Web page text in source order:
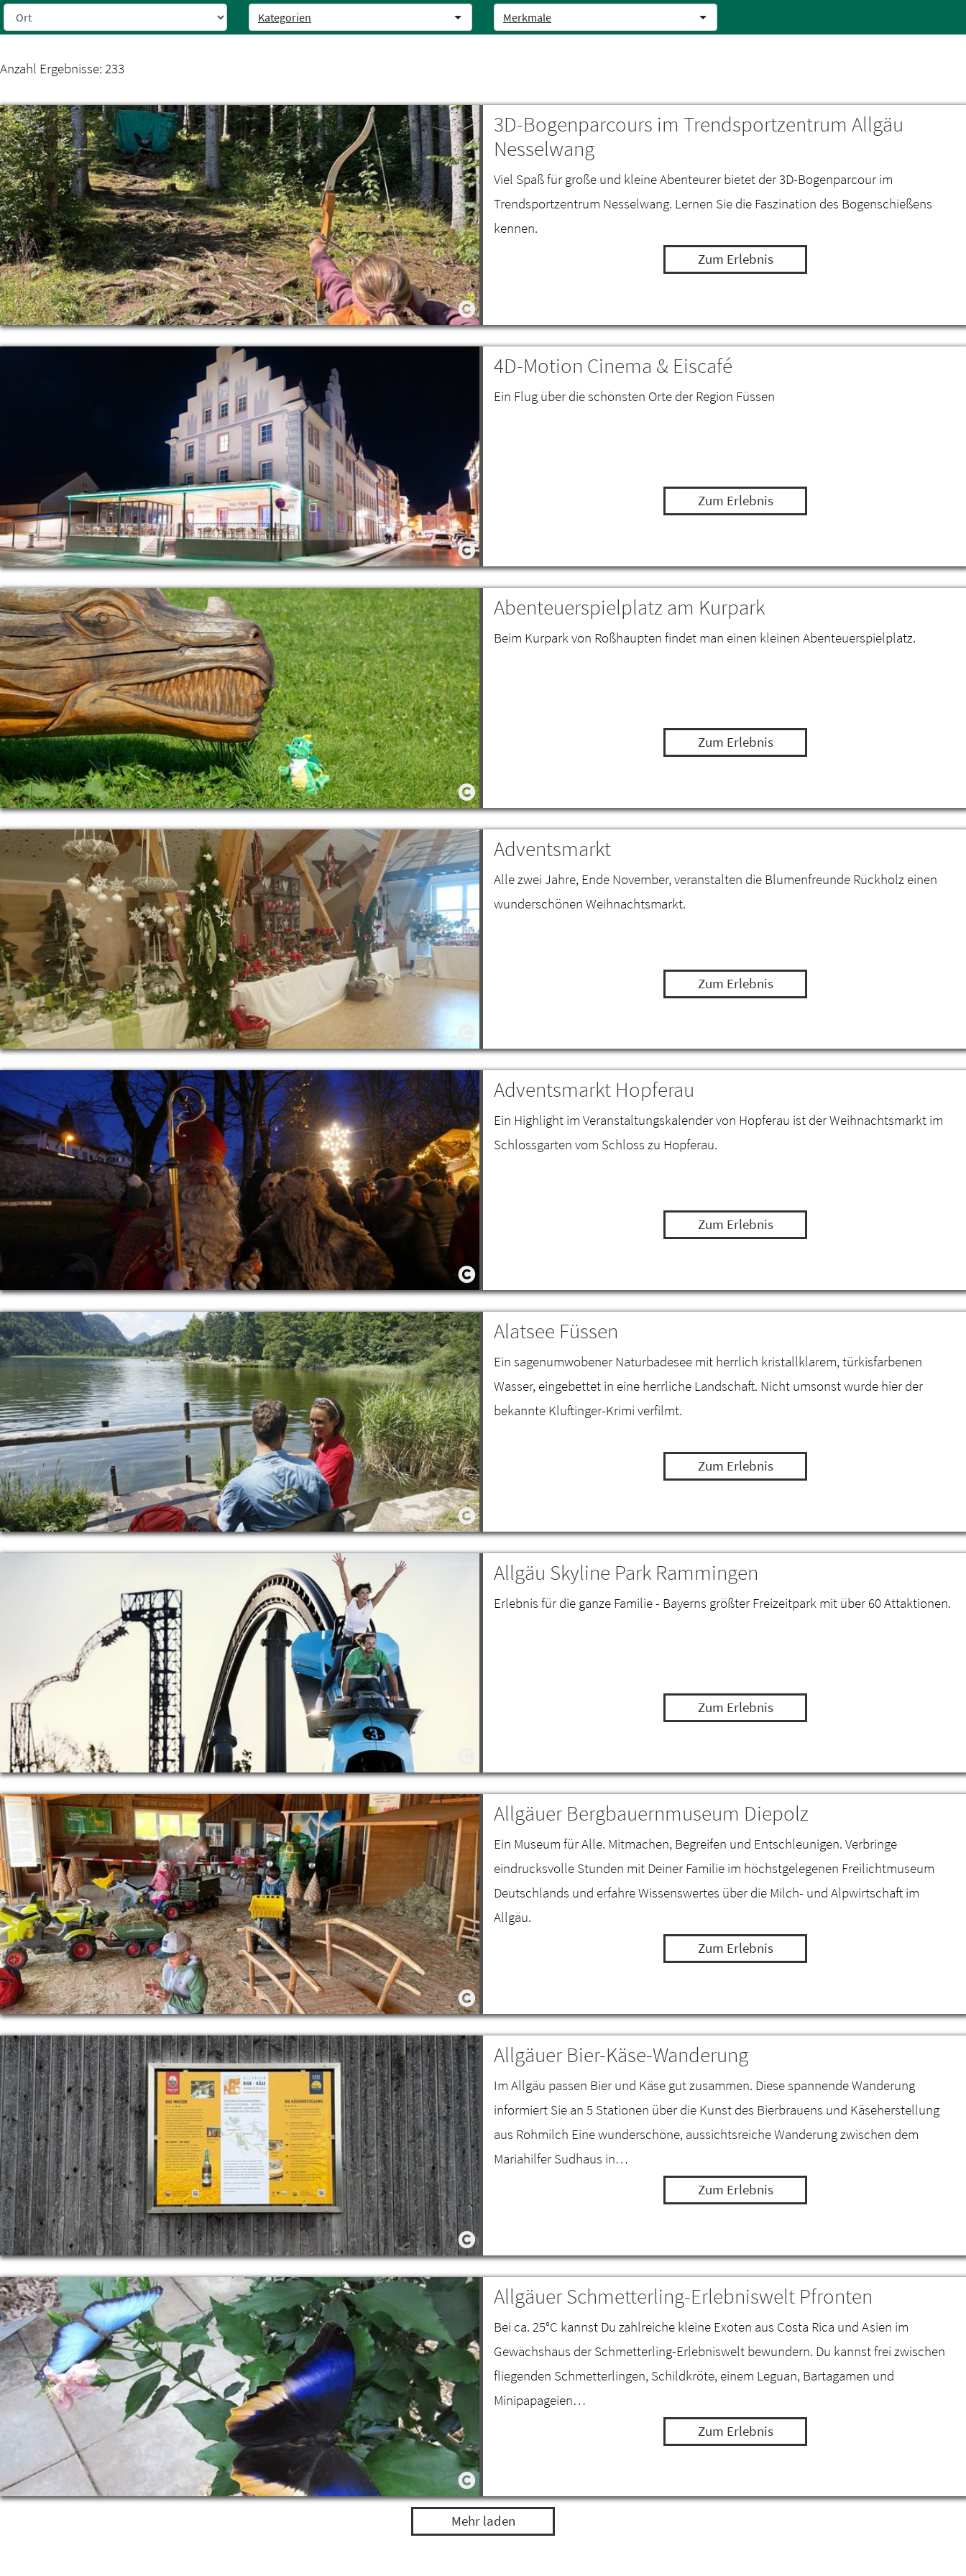
Weiter zur Navigation Weiter zum Inhalt Kategorien Merkmale
Anzahl Ergebnisse: 233
3D-Bogenparcours im Trendsportzentrum Allgäu
Nesselwang
Viel Spaß für große und kleine Abenteurer bietet der 3D-Bogenparcour im
Trendsportzentrum Nesselwang. Lernen Sie die Faszination des Bogenschießens
kennen.
Zum Erlebnis
4D-Motion Cinema & Eiscafé
Ein Flug über die schönsten Orte der Region Füssen
Zum Erlebnis
Abenteuerspielplatz am Kurpark
Beim Kurpark von Roßhaupten findet man einen kleinen Abenteuerspielplatz.
Zum Erlebnis
Adventsmarkt
Alle zwei Jahre, Ende November, veranstalten die Blumenfreunde Rückholz einen
wunderschönen Weihnachtsmarkt.
Zum Erlebnis
Adventsmarkt Hopferau
Ein Highlight im Veranstaltungskalender von Hopferau ist der Weihnachtsmarkt im
Schlossgarten vom Schloss zu Hopferau.
Zum Erlebnis
Alatsee Füssen
Ein sagenumwobener Naturbadesee mit herrlich kristallklarem, türkisfarbenen
Wasser, eingebettet in eine herrliche Landschaft. Nicht umsonst wurde hier der
bekannte Kluftinger-Krimi verfilmt.
Zum Erlebnis
Allgäu Skyline Park Rammingen
Erlebnis für die ganze Familie - Bayerns größter Freizeitpark mit über 60 Attaktionen.
Zum Erlebnis
Allgäuer Bergbauernmuseum Diepolz
Ein Museum für Alle. Mitmachen, Begreifen und Entschleunigen. Verbringe
eindrucksvolle Stunden mit Deiner Familie im höchstgelegenen Freilichtmuseum
Deutschlands und erfahre Wissenswertes über die Milch- und Alpwirtschaft im
Allgäu.
Zum Erlebnis
Allgäuer Bier-Käse-Wanderung
Im Allgäu passen Bier und Käse gut zusammen. Diese spannende Wanderung
informiert Sie an 5 Stationen über die Kunst des Bierbrauens und Käseherstellung
aus Rohmilch Eine wunderschöne, aussichtsreiche Wanderung zwischen dem
Mariahilfer Sudhaus in…
Zum Erlebnis
Allgäuer Schmetterling-Erlebniswelt Pfronten
Bei ca. 25°C kannst Du zahlreiche kleine Exoten aus Costa Rica und Asien im
Gewächshaus der Schmetterling-Erlebniswelt bewundern. Du kannst frei zwischen
fliegenden Schmetterlingen, Schildkröte, einem Leguan, Bartagamen und
Minipapageien…
Zum Erlebnis
Mehr laden